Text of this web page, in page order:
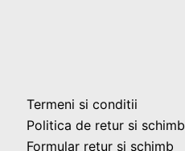
Termeni si conditii
Politica de retur si schimb
Formular retur si schimb